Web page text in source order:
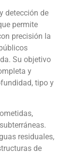
detección de
permite
precisión la
Su objetivo
y
tipo y
residuales,
de